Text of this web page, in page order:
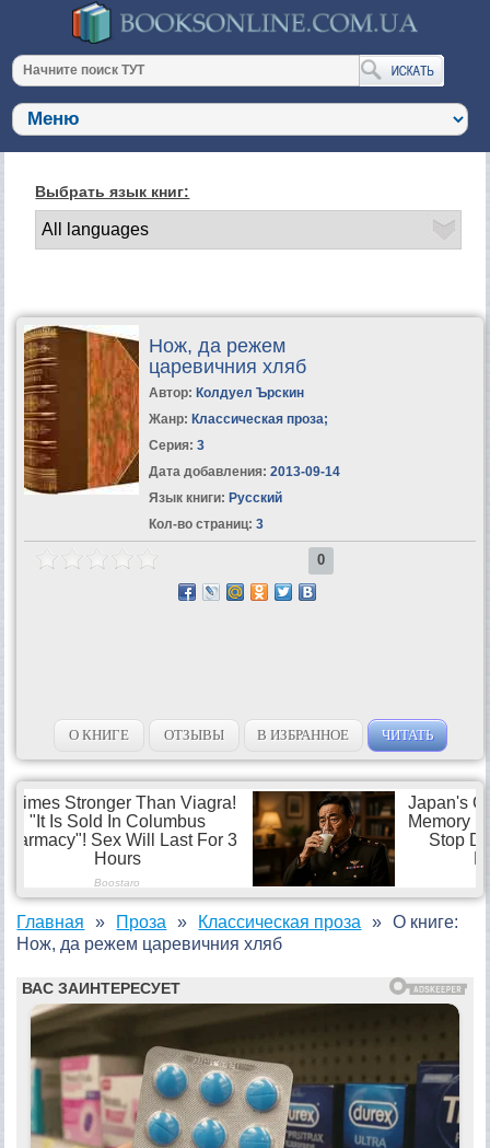
Выбрать язык книг:
Нож, да режем
царевичния хляб
Автор: Колдуел Ърскин
Жанр: Классическая проза;
Серия: 3
Дата добавления: 2013-09-14
Язык книги: Русский
Кол-во страниц: 3
0
О КНИГЕ ОТЗЫВЫ В ИЗБРАННОЕ ЧИТАТЬ
Главная Проза Классическая проза
О книге:
Нож, да режем царевичния хляб